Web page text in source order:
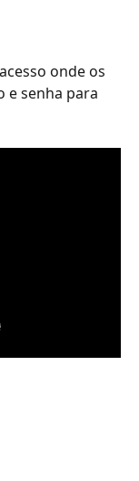
onde os
e senha para